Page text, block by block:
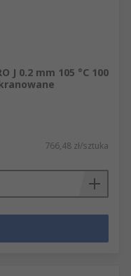
J 0.2 mm 105 °C 100
766,48 zł/sztuka